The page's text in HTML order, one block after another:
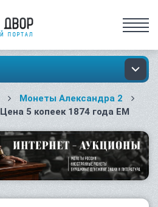
Монеты Александра 2
Цена 5 копеек 1874 года ЕМ